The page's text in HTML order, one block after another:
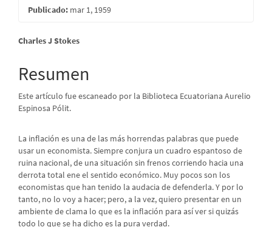
Publicado: mar 1, 1959
Contenido
principal
del
artículo
Charles J Stokes
Resumen
Este artículo fue escaneado por la Biblioteca Ecuatoriana Aurelio
Espinosa Pólit.
La inflación es una de las más horrendas palabras que puede
usar un economista. Siempre conjura un cuadro espantoso de
ruina nacional, de una situación sin frenos corriendo hacia una
derrota total ene el sentido económico. Muy pocos son los
economistas que han tenido la audacia de defenderla. Y por lo
tanto, no lo voy a hacer; pero, a la vez, quiero presentar en un
ambiente de clama lo que es la inflación para así ver si quizás
todo lo que se ha dicho es la pura verdad.